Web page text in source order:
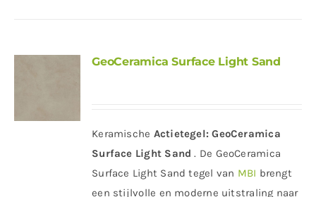
GeoCeramica Surface Light Sand
Keramische Actietegel: GeoCeramica
Surface Light Sand. De GeoCeramica
Surface Light Sand tegel van MBI brengt
een stijlvolle en moderne uitstraling naar